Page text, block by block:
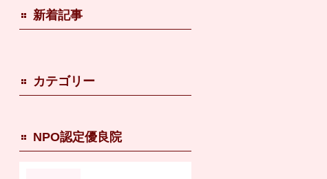
新着記事
カテゴリー
NPO認定優良院